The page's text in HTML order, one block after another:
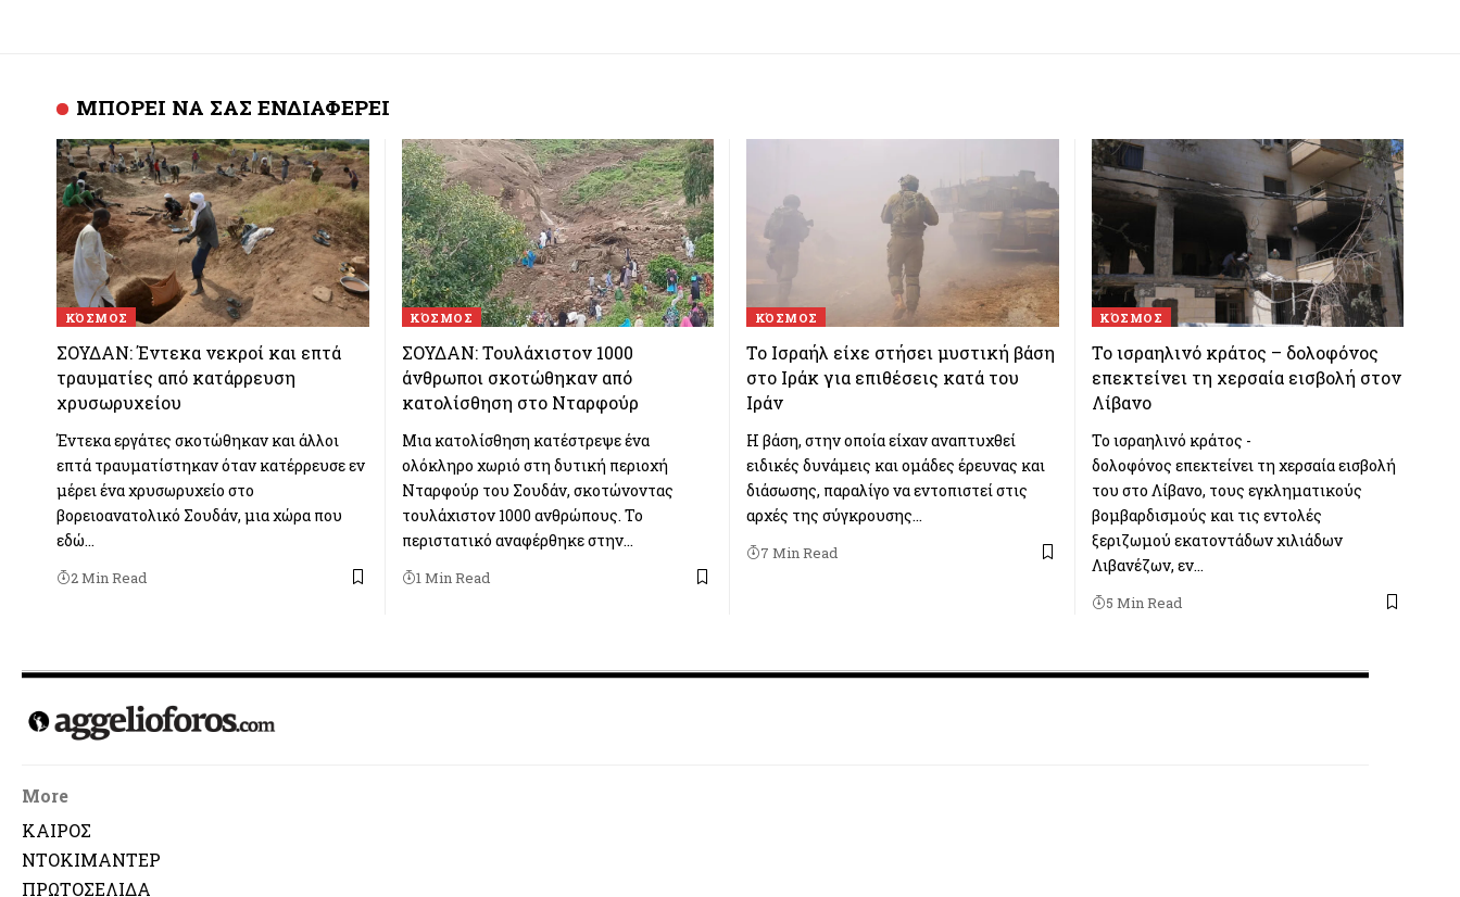
ΜΠΟΡΕΙ ΝΑ ΣΑΣ ΕΝΔΙΑΦΕΡΕΙ
ΚΌΣΜΟΣ
ΣΟΥΔΑΝ: Έντεκα νεκροί και επτά
τραυματίες από κατάρρευση
χρυσωρυχείου
Έντεκα εργάτες σκοτώθηκαν και άλλοι
επτά τραυματίστηκαν όταν κατέρρευσε εν
μέρει ένα χρυσωρυχείο στο
βορειοανατολικό Σουδάν, μια χώρα που
εδώ…
2 Min Read
ΚΌΣΜΟΣ
ΣΟΥΔΑΝ: Τουλάχιστον 1000
άνθρωποι σκοτώθηκαν από
κατολίσθηση στο Νταρφούρ
Μια κατολίσθηση κατέστρεψε ένα
ολόκληρο χωριό στη δυτική περιοχή
Νταρφούρ του Σουδάν, σκοτώνοντας
τουλάχιστον 1000 ανθρώπους. Το
περιστατικό αναφέρθηκε στην…
1 Min Read
ΚΌΣΜΟΣ
Το Ισραήλ είχε στήσει μυστική βάση
στο Ιράκ για επιθέσεις κατά του
Ιράν
Η βάση, στην οποία είχαν αναπτυχθεί
ειδικές δυνάμεις και ομάδες έρευνας και
διάσωσης, παραλίγο να εντοπιστεί στις
αρχές της σύγκρουσης…
7 Min Read
ΚΌΣΜΟΣ
Το ισραηλινό κράτος – δολοφόνος
επεκτείνει τη χερσαία εισβολή στον
Λίβανο
Το ισραηλινό κράτος -
δολοφόνος επεκτείνει τη χερσαία εισβολή
του στο Λίβανο, τους εγκληματικούς
βομβαρδισμούς και τις εντολές
ξεριζωμού εκατοντάδων χιλιάδων
Λιβανέζων, εν…
5 Min Read
More
ΚΑΙΡΟΣ
ΝΤΟΚΙΜΑΝΤΕΡ
ΠΡΩΤΟΣΕΛΙΔΑ